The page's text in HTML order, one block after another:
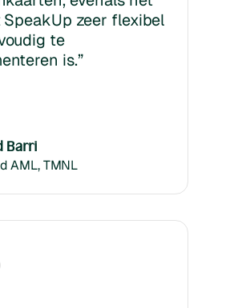
zeer flexibel
te
is.”
Barri
AML, TMNL